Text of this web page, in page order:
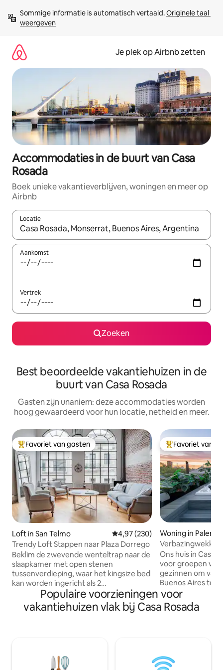
direct
naar
Sommige informatie is automatisch vertaald. Originele taal
weergeven
Je plek op Airbnb zetten
Accommodaties in de buurt van Casa
Rosada
Boek unieke vakantieverblijven, woningen en meer op
Airbnb
Locatie
Wanneer er resultaten beschikbaar zijn, maak je een keuze
Aankomst
Vertrek
Zoeken
Best beoordeelde vakantiehuizen in de
buurt van Casa Rosada
Gasten zijn unaniem: deze accommodaties worden
hoog gewaardeerd voor hun locatie, netheid en meer.
Topfavoriet van gasten
Favoriet van gasten
Loft in San Telmo Gemiddelde beoordeling van
4,97 (230)
Trendy Loft Stappen naar Plaza Dorrego
Beklim de zwevende wenteltrap naar de
slaapkamer met open stenen
tussenverdieping, waar het kingsize bed
kan worden ingericht als 2
eenpersoonsbedden, indien
gespecificeerd. Komende ochtend
zorgen de plafonds met dubbele hoogte
dat mijn Loft geschikt is voor maximaal 4
Topfavoriet van
Favoriet van
Woning in
meesterwerk
Ons huis in Casa
voor groepen
gezinnen om van
Buenos Aires te
privéwoning ligt
Soho met de
restaurants,
meter met je
barbecue, buiten
Populaire voorzieningen voor
vakantiehuizen vlak bij Casa Rosada